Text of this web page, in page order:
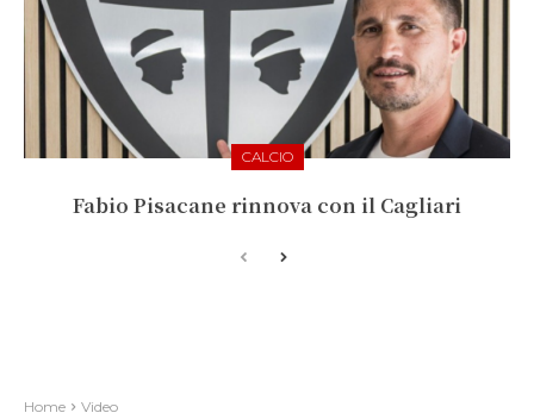
CALCIO
Fabio Pisacane rinnova con il Cagliari